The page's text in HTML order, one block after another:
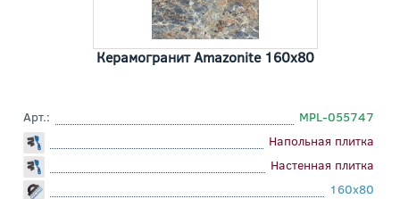
Керамогранит Amazonite 160x80
Арт.:
MPL-055747
Напольная плитка
Настенная плитка
160x80